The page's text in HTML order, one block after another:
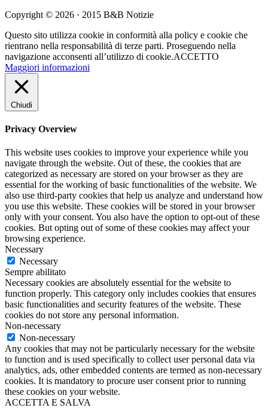
Copyright © 2026 · 2015 B&B Notizie
Questo sito utilizza cookie in conformità alla policy e cookie che
rientrano nella responsabilità di terze parti. Proseguendo nella
navigazione acconsenti all’utilizzo di cookie.ACCETTO
Maggiori informazioni
Chiudi
Privacy Overview
This website uses cookies to improve your experience while you
navigate through the website. Out of these, the cookies that are
categorized as necessary are stored on your browser as they are
essential for the working of basic functionalities of the website. We
also use third-party cookies that help us analyze and understand how
you use this website. These cookies will be stored in your browser
only with your consent. You also have the option to opt-out of these
cookies. But opting out of some of these cookies may affect your
browsing experience.
Necessary
Necessary
Sempre abilitato
Necessary cookies are absolutely essential for the website to
function properly. This category only includes cookies that ensures
basic functionalities and security features of the website. These
cookies do not store any personal information.
Non-necessary
Non-necessary
Any cookies that may not be particularly necessary for the website
to function and is used specifically to collect user personal data via
analytics, ads, other embedded contents are termed as non-necessary
cookies. It is mandatory to procure user consent prior to running
these cookies on your website.
ACCETTA E SALVA